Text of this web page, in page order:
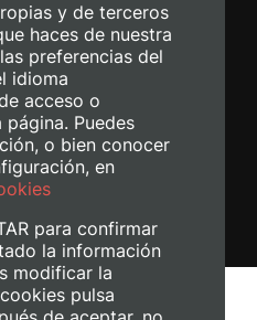
legal
y de terceros
haces de nuestra
preferencias del
idioma
acceso o
Puedes
o bien conocer
en
para confirmar
la información
modificar la
pulsa